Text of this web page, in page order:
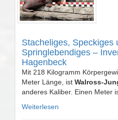
Stacheliges, Speckiges
Springlebendiges –
Hagenbeck
Mit 218 Kilogramm
Meter Länge, ist Walross-
anderes Kaliber. Einen Meter
Weiterlesen